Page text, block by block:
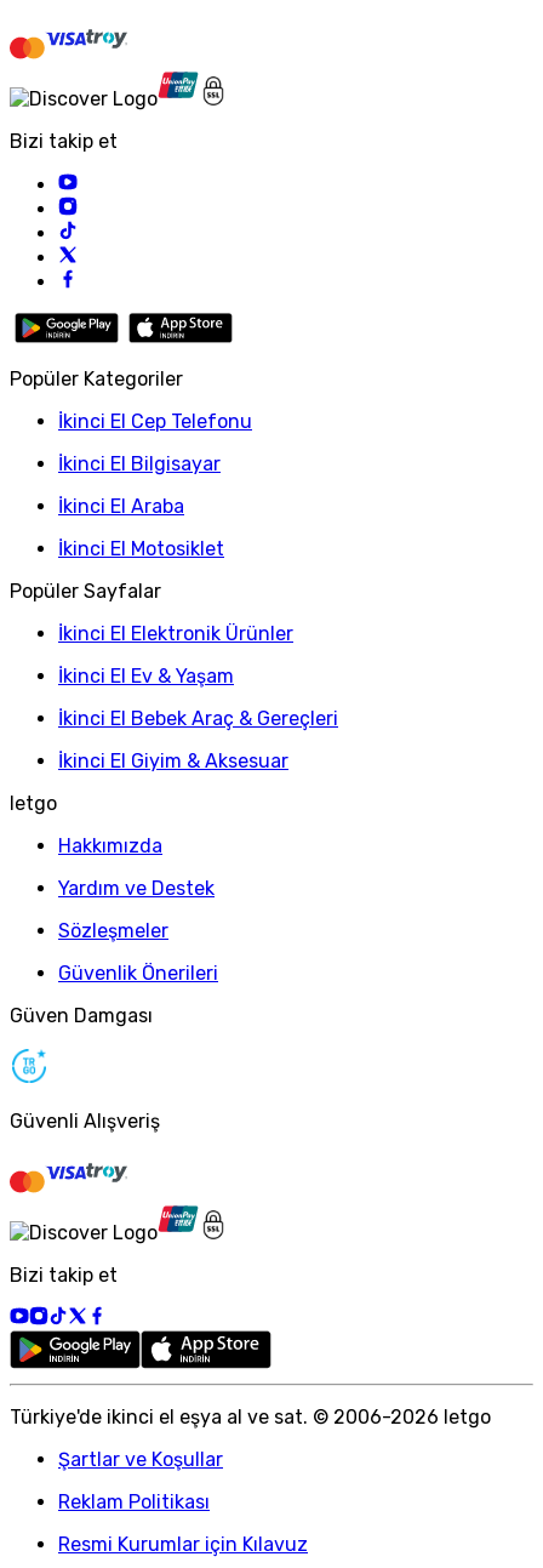
Bizi takip et
Popüler Kategoriler
İkinci El Cep Telefonu
İkinci El Bilgisayar
İkinci El Araba
İkinci El Motosiklet
Popüler Sayfalar
İkinci El Elektronik Ürünler
İkinci El Ev & Yaşam
İkinci El Bebek Araç & Gereçleri
İkinci El Giyim & Aksesuar
letgo
Hakkımızda
Yardım ve Destek
Sözleşmeler
Güvenlik Önerileri
Güven Damgası
Güvenli Alışveriş
Bizi takip et
Türkiye'de ikinci el eşya al ve sat. © 2006-2026 letgo
Şartlar ve Koşullar
Reklam Politikası
Resmi Kurumlar için Kılavuz